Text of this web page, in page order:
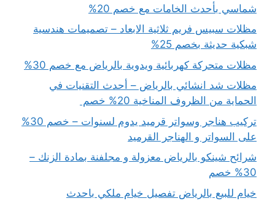
شماسي بأحدث الخامات مع خصم 20%
مظلات سبيس فريم ثلاثية الابعاد – تصميمات هندسية
شبكية حديثة بخصم 25%
مظلات متحركة كهربائية ويدوية بالرياض مع خصم 30%
مظلات شد انشائي بالرياض – أحدث التقنيات في
الحماية من الظروف المناخية 20% خصم
تركيب هناجر وسواتر قرميد يدوم لسنوات – خصم 30%
على السواتر و الهناجر القرميد
شرائح شينكو بالرياض معزولة و مجلفنة بمادة الزنك –
30% خصم
خيام للبيع بالرياض تفصيل خيام ملكي باحدث